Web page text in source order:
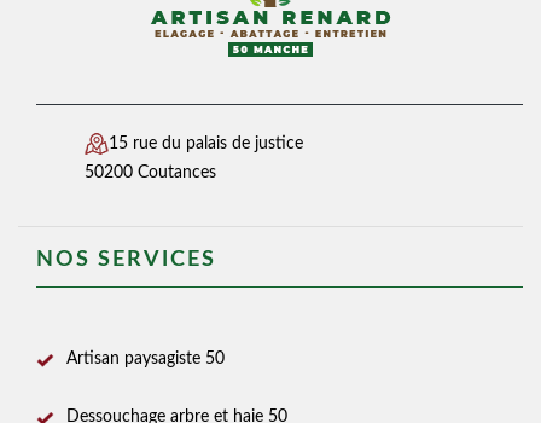
15 rue du palais de justice
50200 Coutances
NOS SERVICES
Artisan paysagiste 50
Dessouchage arbre et haie 50